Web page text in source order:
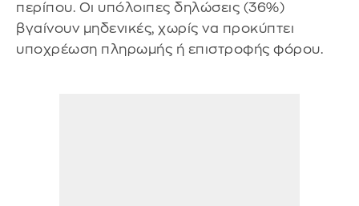
περίπου. Οι υπόλοιπες δηλώσεις (36%)
βγαίνουν μηδενικές, χωρίς να προκύπτει
υποχρέωση πληρωμής ή επιστροφής φόρου.